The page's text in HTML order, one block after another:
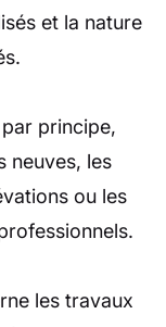
et la nature
par principe,
neuves, les
ou les
les travaux